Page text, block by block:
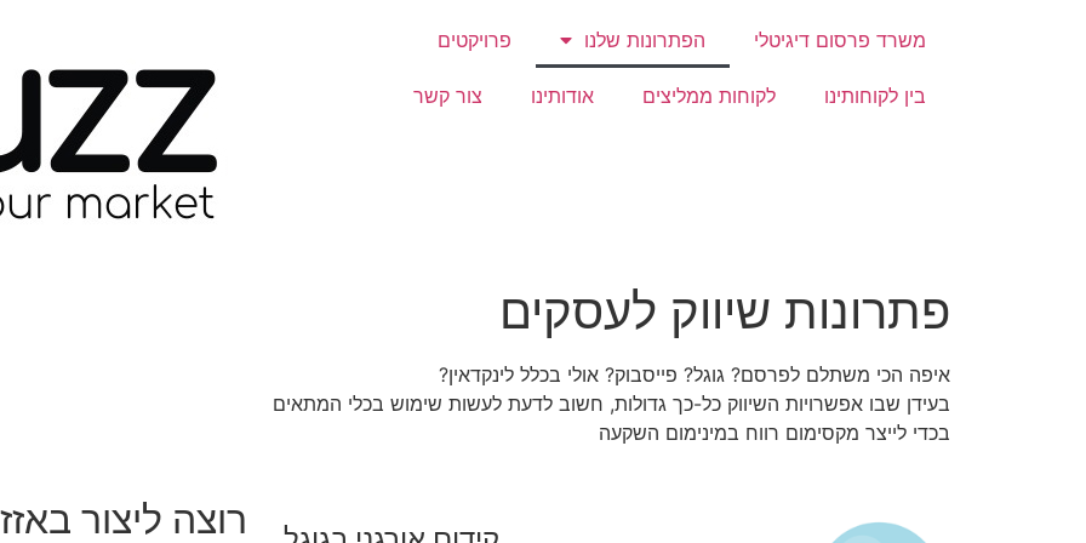
משרד פרסום דיגיטלי הפתרונות שלנו פרויקטים
בין לקוחותינו לקוחות ממליצים אודותינו צור קשר
פתרונות שיווק לעסקים
איפה הכי משתלם לפרסם? גוגל? פייסבוק? אולי בכלל לינקדאין?
בעידן שבו אפשרויות השיווק כל-כך גדולות, חשוב לדעת לעשות שימוש בכלי המתאים
בכדי לייצר מקסימום רווח במינימום השקעה
רוצה ליצור